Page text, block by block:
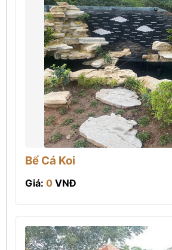
Bể Cá Koi
Giá: 0 VNĐ